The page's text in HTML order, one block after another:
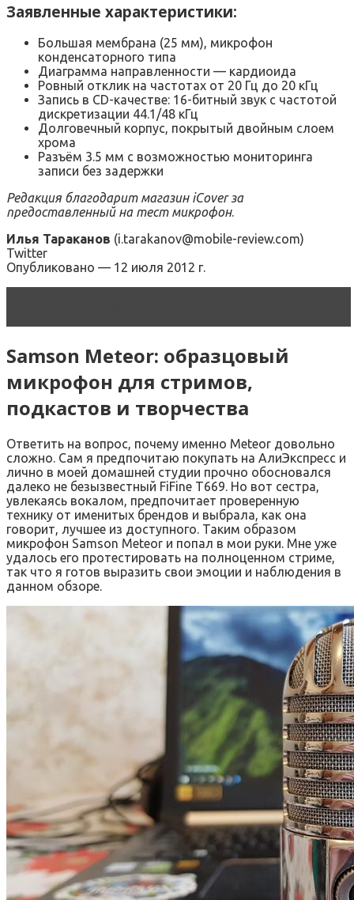
Заявленные характеристики:
Большая мембрана (25 мм), микрофон
конденсаторного типа
Диаграмма направленности — кардиоида
Ровный отклик на частотах от 20 Гц до 20 кГц
Запись в CD-качестве: 16-битный звук с частотой
дискретизации 44.1/48 кГц
Долговечный корпус, покрытый двойным слоем
хрома
Разъём 3.5 мм с возможностью мониторинга
записи без задержки
Редакция благодарит магазин iCover за
предоставленный на тест микрофон.
Илья Тараканов (i.tarakanov@mobile-review.com)
Twitter
Опубликовано — 12 июля 2012 г.
Samson Meteor: образцовый
микрофон для стримов,
подкастов и творчества
Ответить на вопрос, почему именно Meteor довольно
сложно. Сам я предпочитаю покупать на АлиЭкспресс и
лично в моей домашней студии прочно обосновался
далеко не безызвестный FiFine T669. Но вот сестра,
увлекаясь вокалом, предпочитает проверенную
технику от именитых брендов и выбрала, как она
говорит, лучшее из доступного. Таким образом
микрофон Samson Meteor и попал в мои руки. Мне уже
удалось его протестировать на полноценном стриме,
так что я готов выразить свои эмоции и наблюдения в
данном обзоре.